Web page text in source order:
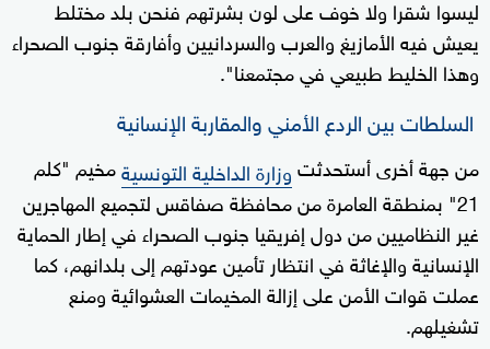
ليسوا شقرا ولا خوف على لون بشرتهم فنحن بلد مختلط
يعيش فيه الأمازيغ والعرب والسردانيين وأفارقة جنوب الصحراء
وهذا الخليط طبيعي في مجتمعنا".
السلطات بين الردع الأمني والمقاربة الإنسانية
من جهة أخرى أستحدثتوزارة الداخلية التونسيةمخيم "كلم
21" بمنطقة العامرة من محافظة صفاقس لتجميع المهاجرين
غير النظاميين من دول إفريقيا جنوب الصحراء في إطار الحماية
الإنسانية والإغاثة في انتظار تأمين عودتهم إلى بلدانهم، كما
عملت قوات الأمن على إزالة المخيمات العشوائية ومنع
تشغيلهم.